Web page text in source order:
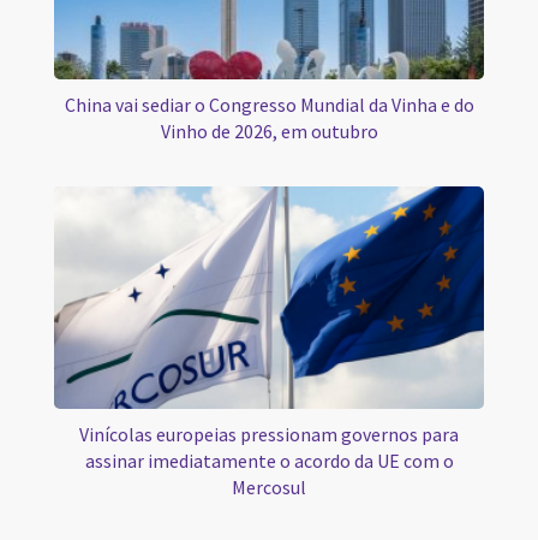
China vai sediar o Congresso Mundial da Vinha e do
Vinho de 2026, em outubro
Vinícolas europeias pressionam governos para
assinar imediatamente o acordo da UE com o
Mercosul